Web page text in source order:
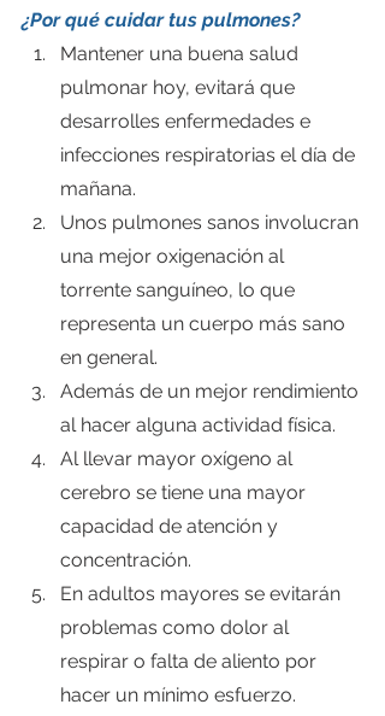
¿Por qué cuidar tus pulmones?
Mantener una buena salud
pulmonar hoy, evitará que
desarrolles enfermedades e
infecciones respiratorias el día de
mañana.
Unos pulmones sanos involucran
una mejor oxigenación al
torrente sanguíneo, lo que
representa un cuerpo más sano
en general.
Además de un mejor rendimiento
al hacer alguna actividad física.
Al llevar mayor oxígeno al
cerebro se tiene una mayor
capacidad de atención y
concentración.
En adultos mayores se evitarán
problemas como dolor al
respirar o falta de aliento por
hacer un mínimo esfuerzo.